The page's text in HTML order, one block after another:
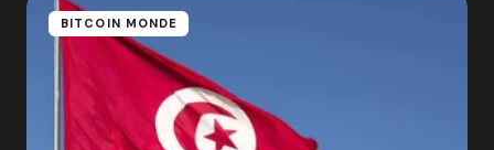
BITCOIN MONDE